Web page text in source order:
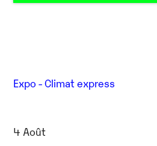
Expo - Climat express
4 Août